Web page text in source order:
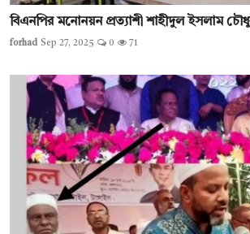
বিএনপির মনোনয়ন প্রত্যাশী শাহীদুল ইসলাম
forhad Sep 27, 2025 0 71